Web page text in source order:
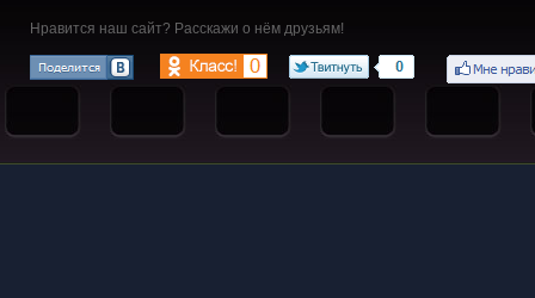
Нравится наш сайт? Расскажи о нём друзьям!